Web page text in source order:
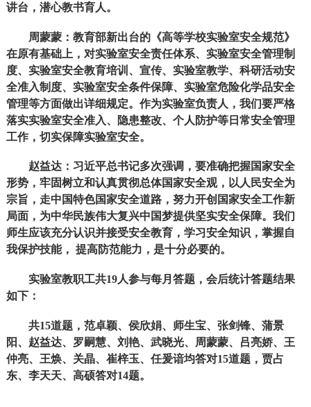
讲台，潜心教书育人。
周蒙蒙：教育部新出台的《高等学校实验室安全规范》
在原有基础上，对实验室安全责任体系、实验室安全管理制
度、实验室安全教育培训、宣传、实验室教学、科研活动安
全准入制度、实验室安全条件保障、实验室危险化学品安全
管理等方面做出详细规定。作为实验室负责人，我们要严格
落实实验室安全准入、隐患整改、个人防护等日常安全管理
工作，切实保障实验室安全。
赵益达：习近平总书记多次强调，要准确把握国家安全
形势，牢固树立和认真贯彻总体国家安全观，以人民安全为
宗旨，走中国特色国家安全道路，努力开创国家安全工作新
局面，为中华民族伟大复兴中国梦提供坚实安全保障。我们
师生应该充分认识并接受安全教育，学习安全知识，掌握自
我保护技能， 提高防范能力，是十分必要的。
实验室教职工共19人参与每月答题，会后统计答题结果
如下：
共15道题，范卓颖、侯欣娟、师生宝、张剑锋、蒲景
阳、赵益达、罗嗣慧、刘艳、武晓光、周蒙蒙、吕亮娇、王
仲亮、王焕、关晶、崔梓玉、任爰谙均答对15道题，贾占
东、李天天、高硕答对14题。